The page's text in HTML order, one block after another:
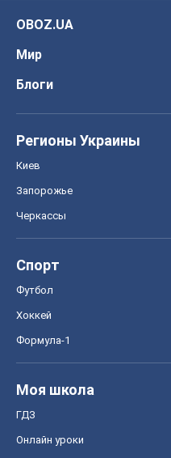
OBOZ.UA
Мир
Блоги
Регионы Украины
Киев
Запорожье
Черкассы
Спорт
Футбол
Хоккей
Формула-1
Моя школа
ГДЗ
Онлайн уроки